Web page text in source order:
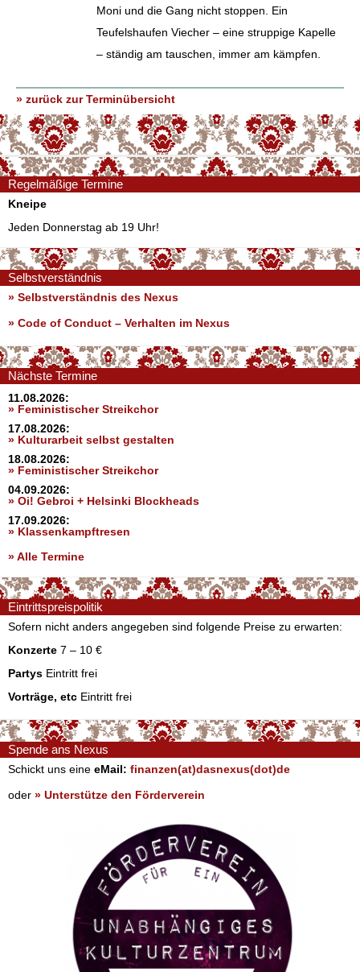
Moni und die Gang nicht stoppen. Ein
Teufelshaufen Viecher – eine struppige Kapelle
– ständig am tauschen, immer am kämpfen.
» zurück zur Terminübersicht
Regelmäßige Termine
Kneipe
Jeden Donnerstag ab 19 Uhr!
Selbstverständnis
» Selbstverständnis des Nexus
» Code of Conduct – Verhalten im Nexus
Nächste Termine
11.08.2026:
» Feministischer Streikchor
17.08.2026:
» Kulturarbeit selbst gestalten
18.08.2026:
» Feministischer Streikchor
04.09.2026:
» Oi! Gebroi + Helsinki Blockheads
17.09.2026:
» Klassenkampftresen
» Alle Termine
Eintrittspreispolitik
Sofern nicht anders angegeben sind folgende Preise zu erwarten:
Konzerte 7 – 10 €
Partys Eintritt frei
Vorträge, etc Eintritt frei
Spende ans Nexus
Schickt uns eine eMail: finanzen(at)dasnexus(dot)de
oder » Unterstütze den Förderverein